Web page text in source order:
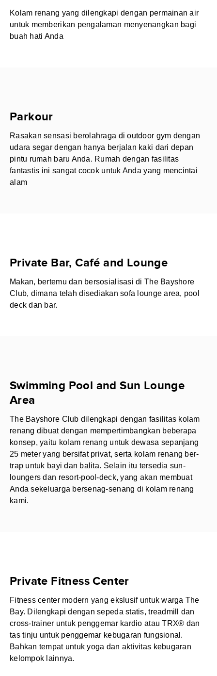
Kolam renang yang dilengkapi dengan permainan air
untuk memberikan pengalaman menyenangkan bagi
buah hati Anda
Parkour
Rasakan sensasi berolahraga di outdoor gym dengan
udara segar dengan hanya berjalan kaki dari depan
pintu rumah baru Anda. Rumah dengan fasilitas
fantastis ini sangat cocok untuk Anda yang mencintai
alam
Private Bar, Café and Lounge
Makan, bertemu dan bersosialisasi di The Bayshore
Club, dimana telah disediakan sofa lounge area, pool
deck dan bar.
Swimming Pool and Sun Lounge
Area
The Bayshore Club dilengkapi dengan fasilitas kolam
renang dibuat dengan mempertimbangkan beberapa
konsep, yaitu kolam renang untuk dewasa sepanjang
25 meter yang bersifat privat, serta kolam renang ber-
trap untuk bayi dan balita. Selain itu tersedia sun-
loungers dan resort-pool-deck, yang akan membuat
Anda sekeluarga bersenag-senang di kolam renang
kami.
Private Fitness Center
Fitness center modern yang ekslusif untuk warga The
Bay. Dilengkapi dengan sepeda statis, treadmill dan
cross-trainer untuk penggemar kardio atau TRX® dan
tas tinju untuk penggemar kebugaran fungsional.
Bahkan tempat untuk yoga dan aktivitas kebugaran
kelompok lainnya.